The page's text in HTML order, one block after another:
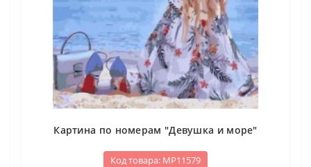
Картина по номерам "Девушка и море"
Код товара: МР11579